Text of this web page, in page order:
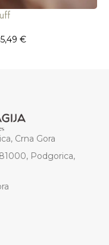
5,49 €
Crna Gora
Podgorica,